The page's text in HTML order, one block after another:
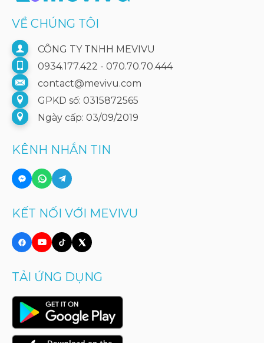
VỀ CHÚNG TÔI
CÔNG TY TNHH MEVIVU
0934.177.422 - 070.70.70.444
contact@mevivu.com
GPKD số: 0315872565
Ngày cấp: 03/09/2019
KÊNH NHẮN TIN
KẾT NỐI VỚI MEVIVU
TẢI ỨNG DỤNG